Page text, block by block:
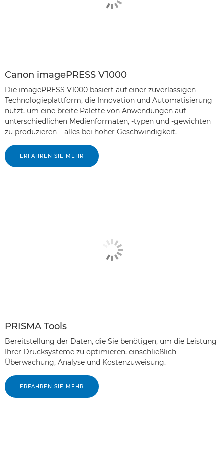
Canon imagePRESS V1000
Die imagePRESS V1000 basiert auf einer zuverlässigen
Technologieplattform, die Innovation und Automatisierung
nutzt, um eine breite Palette von Anwendungen auf
unterschiedlichen Medienformaten, -typen und -gewichten
zu produzieren – alles bei hoher Geschwindigkeit.
ERFAHREN SIE MEHR
PRISMA Tools
Bereitstellung der Daten, die Sie benötigen, um die Leistung
Ihrer Drucksysteme zu optimieren, einschließlich
Überwachung, Analyse und Kostenzuweisung.
ERFAHREN SIE MEHR